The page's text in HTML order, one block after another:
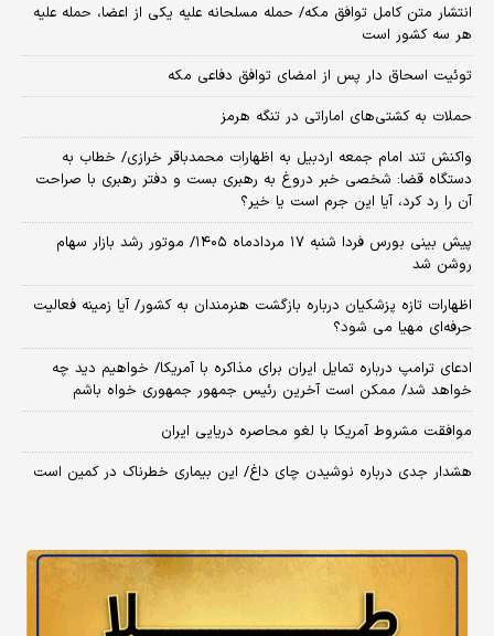
انتشار متن کامل توافق مکه/ حمله مسلحانه علیه یکی از اعضا، حمله علیه
هر سه کشور است
توئیت اسحاق دار پس از امضای توافق دفاعی مکه
حملات به کشتی‌های اماراتی در تنگه هرمز
واکنش تند امام جمعه اردبیل به اظهارات محمدباقر خرازی/ خطاب به
دستگاه قضا: شخصی خبر دروغ به رهبری بست و دفتر رهبری با صراحت
آن را رد کرد، آیا این جرم است یا خیر؟
پیش بینی بورس فردا شنبه ۱۷ مردادماه ۱۴۰۵/ موتور رشد بازار سهام
روشن شد
اظهارات تازه پزشکیان درباره بازگشت هنرمندان به کشور/ آیا زمینه فعالیت
حرفه‌ای مهیا می شود؟
ادعای ترامپ درباره تمایل ایران برای مذاکره با آمریکا/ خواهیم دید چه
خواهد شد/ ممکن است آخرین رئیس‌ جمهور جمهوری خواه باشم
موافقت مشروط آمریکا با لغو محاصره دریایی ایران
هشدار جدی درباره نوشیدن چای داغ/ این بیماری خطرناک در کمین است